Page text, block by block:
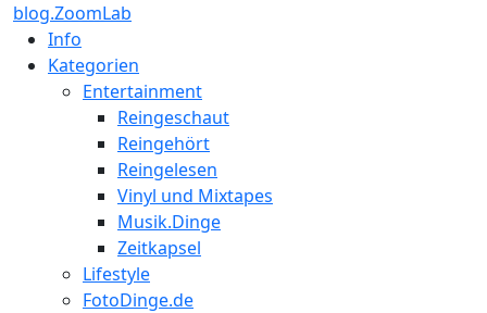
blog.ZoomLab
Info
Kategorien
Entertainment
Reingeschaut
Reingehört
Reingelesen
Vinyl und Mixtapes
Musik.Dinge
Zeitkapsel
Lifestyle
FotoDinge.de